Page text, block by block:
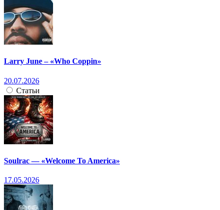
Larry June – «Who Coppin»
20.07.2026
Статьи
Soulrac — «Welcome To America»
17.05.2026